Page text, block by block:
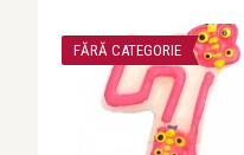
FĂRĂ CATEGORIE